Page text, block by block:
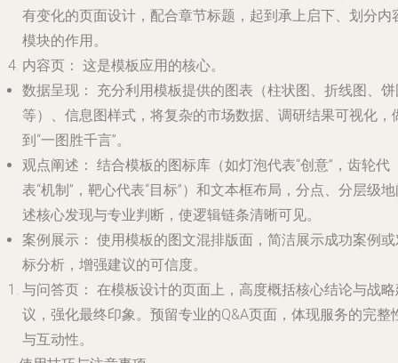
有变化的页面设计，配合章节标题，起到承上启下、划分内
模块的作用。
内容页： 这是模板应用的核心。
数据呈现：
充分利用模板提供的图表（柱状图、折线图、
等）、信息图样式，将复杂的市场数据、调研结果可视化，
到“一图胜千言”。
观点阐述： 结合模板的图标库（如灯泡代表“创意”，齿轮代
表“机制”，靶心代表“目标”）和文本框布局，分点、分层级
述核心发现与专业判断，使逻辑链条清晰可见。
案例展示： 使用模板的图文混排版面，简洁展示成功案例
标分析，增强建议的可信度。
与问答页： 在模板设计的页面上，高度概括核心结论与战
议，强化最终印象。预留专业的Q&A页面，体现服务的完整
与互动性。